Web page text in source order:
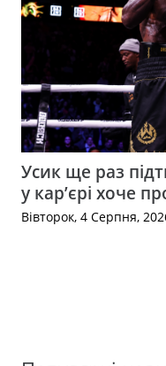
Усик ще раз
у кар’єрі хоче
Вівторок, 4 Серпня,